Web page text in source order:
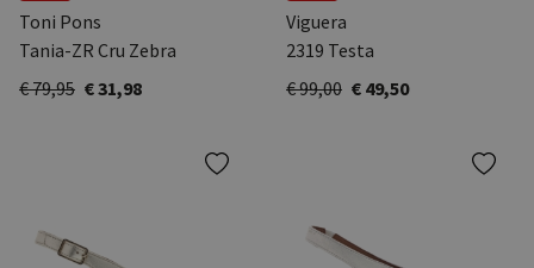
Toni Pons
Tania-ZR Cru Zebra
€ 79,95 € 31,98
Viguera
2319 Testa
€ 99,00 € 49,50